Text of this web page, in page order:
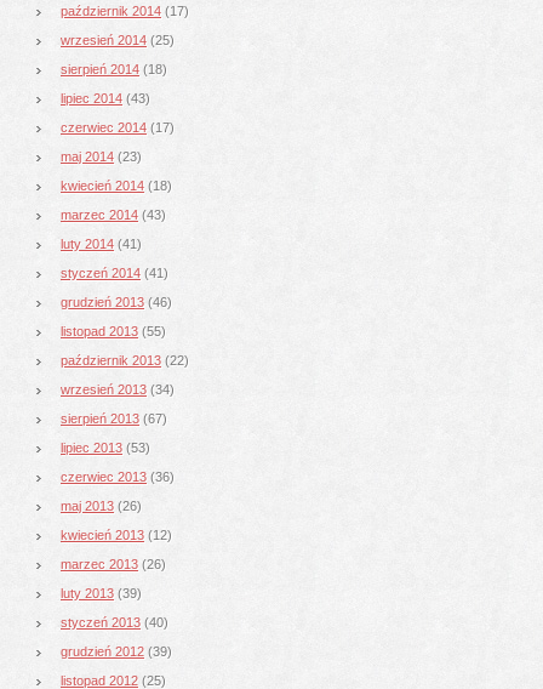
październik 2014 (17)
wrzesień 2014 (25)
sierpień 2014 (18)
lipiec 2014 (43)
czerwiec 2014 (17)
maj 2014 (23)
kwiecień 2014 (18)
marzec 2014 (43)
luty 2014 (41)
styczeń 2014 (41)
grudzień 2013 (46)
listopad 2013 (55)
październik 2013 (22)
wrzesień 2013 (34)
sierpień 2013 (67)
lipiec 2013 (53)
czerwiec 2013 (36)
maj 2013 (26)
kwiecień 2013 (12)
marzec 2013 (26)
luty 2013 (39)
styczeń 2013 (40)
grudzień 2012 (39)
listopad 2012 (25)